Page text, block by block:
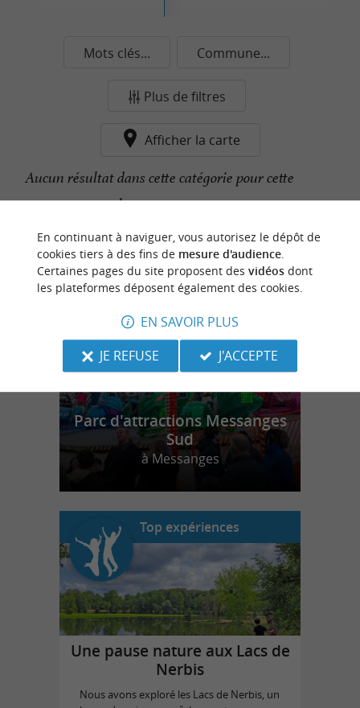
Mots clés... Commune...
Plus de filtres
Afficher la carte
Aucun résultat dans cette catégorie pour cette
commune pour le moment...
n
o
t
r
e
c
o
u
p
d
e
c
o
e
u
r
Parc d'attractions Messanges
Sud
à Messanges
Top expériences
Une pause nature aux Lacs de
Nerbis
Nous avons exploré les Lacs de Nerbis, un
En continuant à naviguer, vous autorisez le dépôt de
cookies tiers à des fins de mesure d'audience.
Certaines pages du site proposent des vidéosdont
les plateformes déposent également des cookies.
EN SAVOIR PLUS
JE REFUSE
J'ACCEPTE